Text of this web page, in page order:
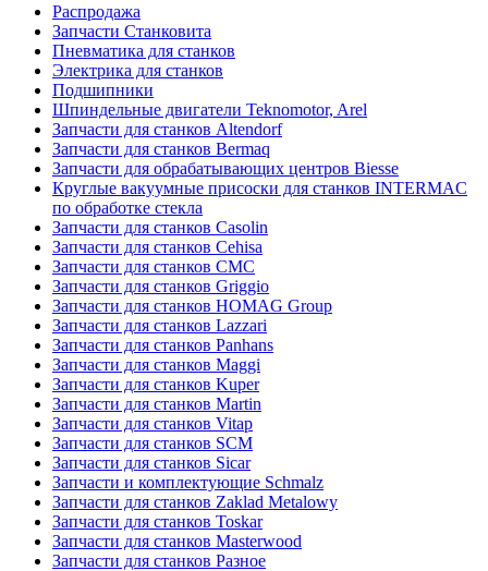
Распродажа
Запчасти Станковита
Пневматика для станков
Электрика для станков
Подшипники
Шпиндельные двигатели Teknomotor, Arel
Запчасти для станков Altendorf
Запчасти для станков Bermaq
Запчасти для обрабатывающих центров Biesse
Круглые вакуумные присоски для станков INTERMAC
по обработке стекла
Запчасти для станков Casolin
Запчасти для станков Cehisa
Запчасти для станков CMC
Запчасти для станков Griggio
Запчасти для станков HOMAG Group
Запчасти для станков Lazzari
Запчасти для станков Panhans
Запчасти для станков Maggi
Запчасти для станков Kuper
Запчасти для станков Martin
Запчасти для станков Vitap
Запчасти для станков SCM
Запчасти для станков Sicar
Запчасти и комплектующие Schmalz
Запчасти для станков Zaklad Metalowy
Запчасти для станков Toskar
Запчасти для станков Masterwood
Запчасти для станков Разное